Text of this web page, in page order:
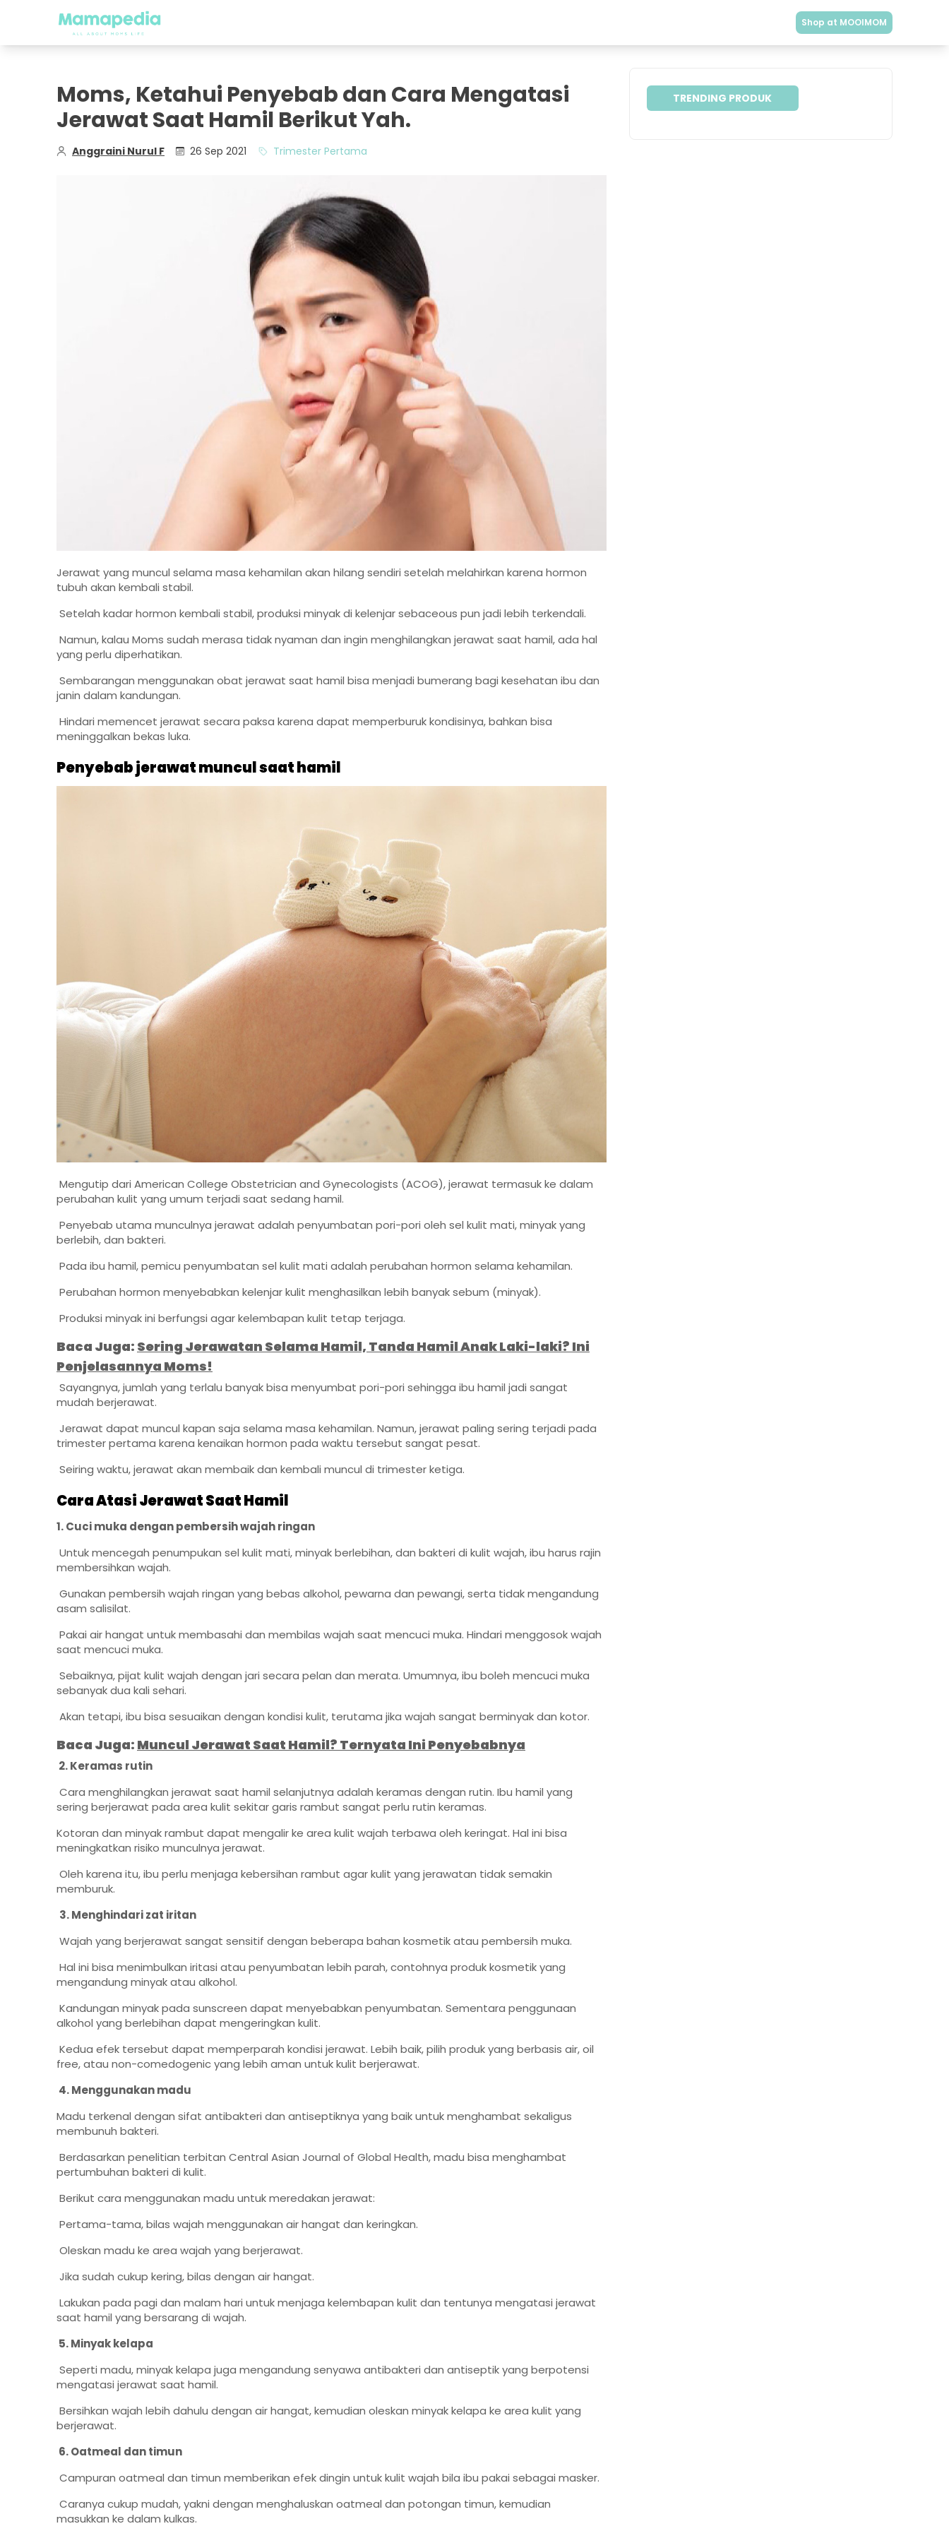
Shop at MOOIMOM
Moms, Ketahui Penyebab dan Cara Mengatasi
Jerawat Saat Hamil Berikut Yah.
Anggraini Nurul F 26 Sep 2021 Trimester Pertama
Jerawat yang muncul selama masa kehamilan akan hilang sendiri setelah melahirkan karena hormon
tubuh akan kembali stabil.
Setelah kadar hormon kembali stabil, produksi minyak di kelenjar sebaceous pun jadi lebih terkendali.
Namun, kalau Moms sudah merasa tidak nyaman dan ingin menghilangkan jerawat saat hamil, ada hal
yang perlu diperhatikan.
Sembarangan menggunakan obat jerawat saat hamil bisa menjadi bumerang bagi kesehatan ibu dan
janin dalam kandungan.
Hindari memencet jerawat secara paksa karena dapat memperburuk kondisinya, bahkan bisa
meninggalkan bekas luka.
Penyebab jerawat muncul saat hamil
Mengutip dari American College Obstetrician and Gynecologists (ACOG), jerawat termasuk ke dalam
perubahan kulit yang umum terjadi saat sedang hamil.
Penyebab utama munculnya jerawat adalah penyumbatan pori-pori oleh sel kulit mati, minyak yang
berlebih, dan bakteri.
Pada ibu hamil, pemicu penyumbatan sel kulit mati adalah perubahan hormon selama kehamilan.
Perubahan hormon menyebabkan kelenjar kulit menghasilkan lebih banyak sebum (minyak).
Produksi minyak ini berfungsi agar kelembapan kulit tetap terjaga.
Baca Juga: Sering Jerawatan Selama Hamil, Tanda Hamil Anak Laki-laki? Ini
Penjelasannya Moms!
Sayangnya, jumlah yang terlalu banyak bisa menyumbat pori-pori sehingga ibu hamil jadi sangat
mudah berjerawat.
Jerawat dapat muncul kapan saja selama masa kehamilan. Namun, jerawat paling sering terjadi pada
trimester pertama karena kenaikan hormon pada waktu tersebut sangat pesat.
Seiring waktu, jerawat akan membaik dan kembali muncul di trimester ketiga.
Cara Atasi Jerawat Saat Hamil
1. Cuci muka dengan pembersih wajah ringan
Untuk mencegah penumpukan sel kulit mati, minyak berlebihan, dan bakteri di kulit wajah, ibu harus rajin
membersihkan wajah.
Gunakan pembersih wajah ringan yang bebas alkohol, pewarna dan pewangi, serta tidak mengandung
asam salisilat.
Pakai air hangat untuk membasahi dan membilas wajah saat mencuci muka. Hindari menggosok wajah
saat mencuci muka.
Sebaiknya, pijat kulit wajah dengan jari secara pelan dan merata. Umumnya, ibu boleh mencuci muka
sebanyak dua kali sehari.
Akan tetapi, ibu bisa sesuaikan dengan kondisi kulit, terutama jika wajah sangat berminyak dan kotor.
Baca Juga: Muncul Jerawat Saat Hamil? Ternyata Ini Penyebabnya
2. Keramas rutin
Cara menghilangkan jerawat saat hamil selanjutnya adalah keramas dengan rutin. Ibu hamil yang
sering berjerawat pada area kulit sekitar garis rambut sangat perlu rutin keramas.
Kotoran dan minyak rambut dapat mengalir ke area kulit wajah terbawa oleh keringat. Hal ini bisa
meningkatkan risiko munculnya jerawat.
Oleh karena itu, ibu perlu menjaga kebersihan rambut agar kulit yang jerawatan tidak semakin
memburuk.
3. Menghindari zat iritan
Wajah yang berjerawat sangat sensitif dengan beberapa bahan kosmetik atau pembersih muka.
Hal ini bisa menimbulkan iritasi atau penyumbatan lebih parah, contohnya produk kosmetik yang
mengandung minyak atau alkohol.
Kandungan minyak pada sunscreen dapat menyebabkan penyumbatan. Sementara penggunaan
alkohol yang berlebihan dapat mengeringkan kulit.
Kedua efek tersebut dapat memperparah kondisi jerawat. Lebih baik, pilih produk yang berbasis air, oil
free, atau non-comedogenic yang lebih aman untuk kulit berjerawat.
4. Menggunakan madu
Madu terkenal dengan sifat antibakteri dan antiseptiknya yang baik untuk menghambat sekaligus
membunuh bakteri.
Berdasarkan penelitian terbitan Central Asian Journal of Global Health, madu bisa menghambat
pertumbuhan bakteri di kulit.
Berikut cara menggunakan madu untuk meredakan jerawat:
Pertama-tama, bilas wajah menggunakan air hangat dan keringkan.
Oleskan madu ke area wajah yang berjerawat.
Jika sudah cukup kering, bilas dengan air hangat.
Lakukan pada pagi dan malam hari untuk menjaga kelembapan kulit dan tentunya mengatasi jerawat
saat hamil yang bersarang di wajah.
5. Minyak kelapa
Seperti madu, minyak kelapa juga mengandung senyawa antibakteri dan antiseptik yang berpotensi
mengatasi jerawat saat hamil.
Bersihkan wajah lebih dahulu dengan air hangat, kemudian oleskan minyak kelapa ke area kulit yang
berjerawat.
6. Oatmeal dan timun
Campuran oatmeal dan timun memberikan efek dingin untuk kulit wajah bila ibu pakai sebagai masker.
Caranya cukup mudah, yakni dengan menghaluskan oatmeal dan potongan timun, kemudian
masukkan ke dalam kulkas.
TRENDING PRODUK